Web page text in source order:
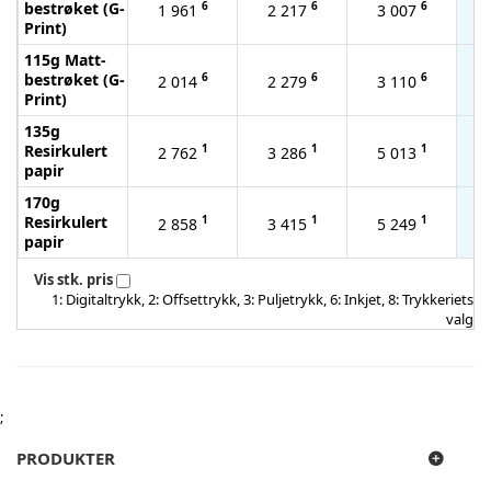
bestrøket (G-
Print)
1 961 6 2 217 6 3 007 6
115g Matt-
bestrøket (G-
Print)
2 014 6 2 279 6 3 110 6
135g
Resirkulert
papir
2 762 1 3 286 1 5 013 1
170g
Resirkulert
papir
2 858 1 3 415 1 5 249 1
Vis stk. pris
1: Digitaltrykk, 2: Offsettrykk, 3: Puljetrykk, 6: Inkjet, 8: Trykkeriets
valg
;
PRODUKTER